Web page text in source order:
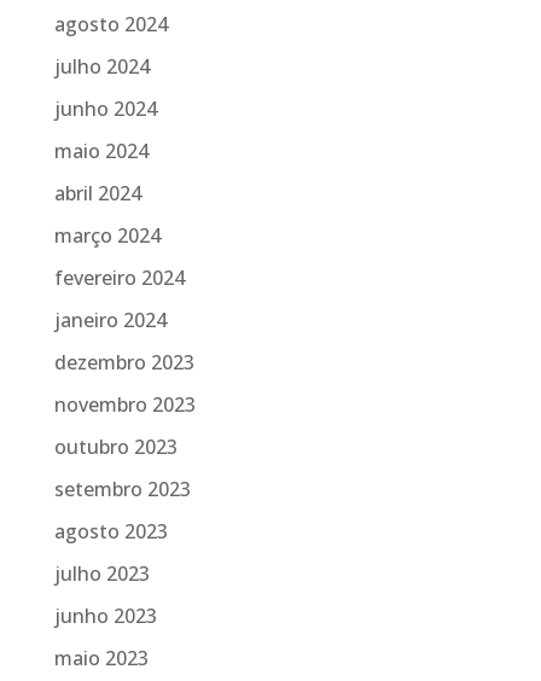
agosto 2024
julho 2024
junho 2024
maio 2024
abril 2024
março 2024
fevereiro 2024
janeiro 2024
dezembro 2023
novembro 2023
outubro 2023
setembro 2023
agosto 2023
julho 2023
junho 2023
maio 2023